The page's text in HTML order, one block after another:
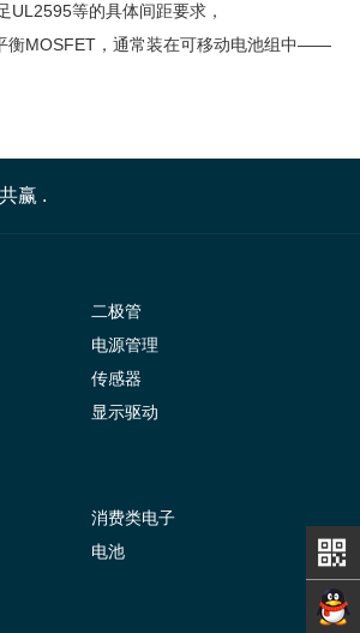
UL2595等的具体间距要求，
衡MOSFET，通常装在可移动电池组中——
赢 .
二极管
电源管理
传感器
显示驱动
消费类电子
电池